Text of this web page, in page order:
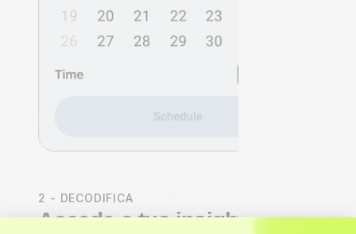
2 - DECODIFICA
Accede a tus insights de